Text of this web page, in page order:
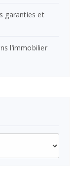
garanties et
l’immobilier